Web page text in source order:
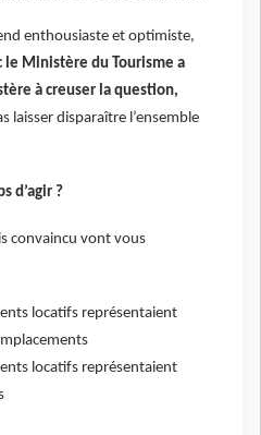
enthousiaste et optimiste,
le Ministère du Tourisme a
à creuser la question,
laisser disparaître l’ensemble
d’agir ?
convaincu vont vous
locatifs représentaient
locatifs représentaient